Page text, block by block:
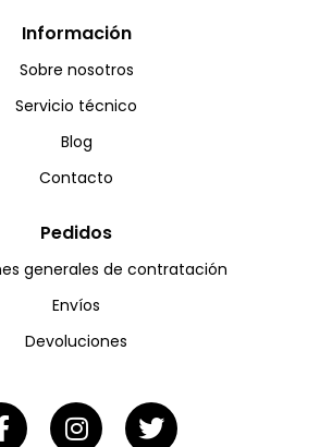
Información
Sobre nosotros
Servicio técnico
Blog
Contacto
Pedidos
generales de contratación
Envíos
Devoluciones